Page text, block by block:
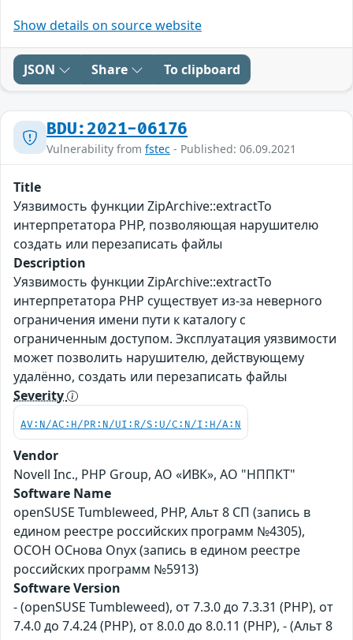
Show details on source website
JSON Share To clipboard
BDU:2021-06176
Vulnerability from fstec - Published: 06.09.2021
Title
Уязвимость функции ZipArchive::extractTo
интерпретатора PHP, позволяющая нарушителю
создать или перезаписать файлы
Description
Уязвимость функции ZipArchive::extractTo
интерпретатора PHP существует из-за неверного
ограничения имени пути к каталогу с
ограниченным доступом. Эксплуатация уязвимости
может позволить нарушителю, действующему
удалённо, создать или перезаписать файлы
Severity
AV:N/AC:H/PR:N/UI:R/S:U/C:N/I:H/A:N
Vendor
Novell Inc., PHP Group, АО «ИВК», АО "НППКТ"
Software Name
openSUSE Tumbleweed, PHP, Альт 8 СП (запись в
едином реестре российских программ №4305),
ОСОН ОСнова Оnyx (запись в едином реестре
российских программ №5913)
Software Version
- (openSUSE Tumbleweed), от 7.3.0 до 7.3.31 (PHP), от
7.4.0 до 7.4.24 (PHP), от 8.0.0 до 8.0.11 (PHP), - (Альт 8